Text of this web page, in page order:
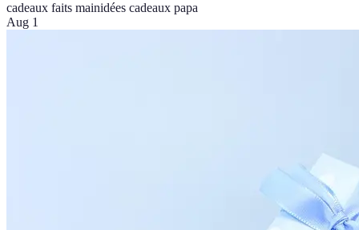
cadeaux faits mainidées cadeaux papa
Aug 1